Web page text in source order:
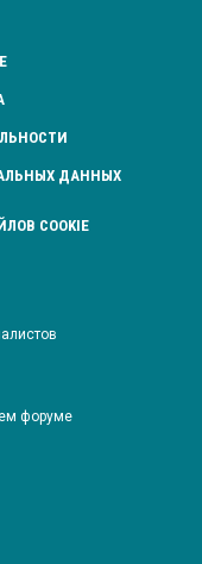
ДАННЫХ
COOKIE
форуме